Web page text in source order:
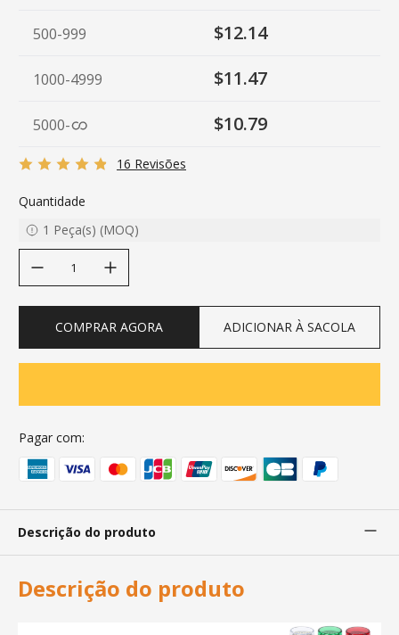
500-999 $12.14
1000-4999 $11.47
5000- $10.79
16 Revisões
Quantidade
1 Peça(s) (MOQ)
COMPRAR AGORA ADICIONAR À SACOLA
Pagar com:
Descrição do produto
Descrição do produto